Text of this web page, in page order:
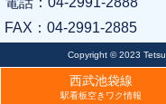
FAX：04-2991-2885
Copyright © 2023
西武池袋線
駅看板空きワク情報